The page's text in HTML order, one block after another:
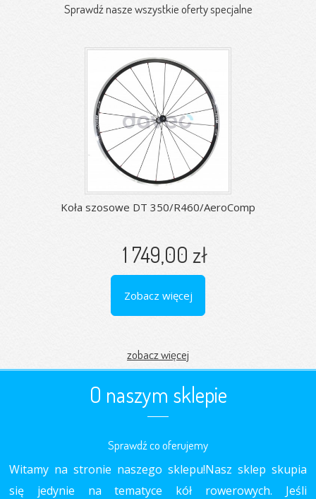
Sprawdź nasze wszystkie oferty specjalne
Koła szosowe DT 350/R460/AeroComp
1 749,00 zł
Zobacz więcej
zobacz więcej
O naszym sklepie
Sprawdź co oferujemy
Witamy na stronie naszego sklepu!Nasz sklep skupia
się jedynie na tematyce kół rowerowych. Jeśli